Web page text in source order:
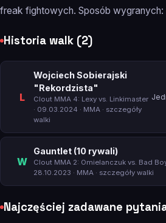
freak fightowych. Sposób wygranych:
Historia walk (2)
L
Wojciech Sobierajski
"Rekordzista"
Clout MMA 4: Lexy vs. Linkimaster
· 09.03.2024 · MMA · szczegóły
walki
W
Gauntlet (10 rywali)
Clout MMA 2: Omielanczuk vs. Bad
28.10.2023 · MMA · szczegóły walki
Najczęściej zadawane